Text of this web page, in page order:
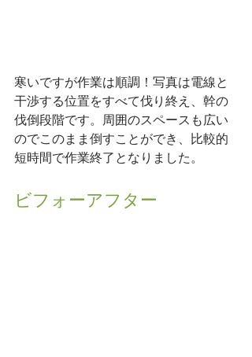
寒いですが作業は順調！写真は電線と
干渉する位置をすべて伐り終え、幹の
伐倒段階です。周囲のスペースも広い
のでこのまま倒すことができ、比較的
短時間で作業終了となりました。
ビフォーアフター